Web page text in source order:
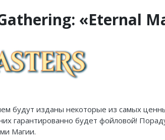
«Eternal
будут изданы некоторые из самых
гарантированно будет фойловой!
Магии.